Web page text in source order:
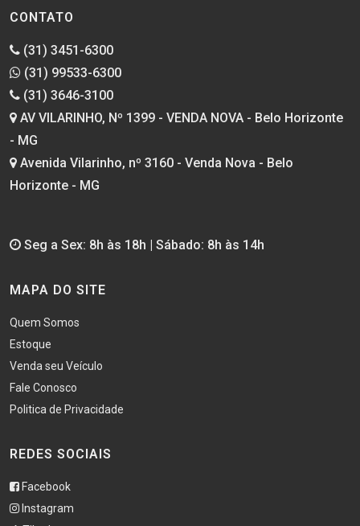
CONTATO
(31) 3451-6300
(31) 99533-6300
(31) 3646-3100
AV VILARINHO, Nº 1399 - VENDA NOVA - Belo Horizonte
- MG
Avenida Vilarinho, nº 3160 - Venda Nova - Belo
Horizonte - MG
Seg a Sex: 8h às 18h | Sábado: 8h às 14h
MAPA DO SITE
Quem Somos
Estoque
Venda seu Veículo
Fale Conosco
Politica de Privacidade
REDES SOCIAIS
Facebook
Instagram